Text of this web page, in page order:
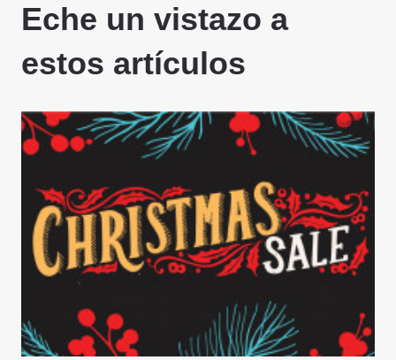
Eche un vistazo a
estos artículos